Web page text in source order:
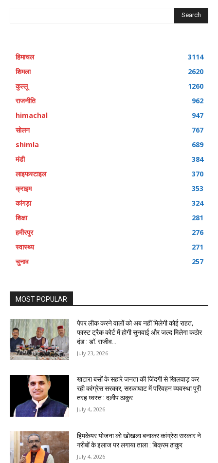
Search
हिमाचल
3114
शिमला
2620
कुल्लू
1260
राजनीति
962
himachal
947
सोलन
767
shimla
689
मंडी
384
लाइफस्टाइल
370
क्राइम
353
कांगड़ा
324
शिक्षा
281
हमीरपुर
276
स्वास्थ्य
271
चुनाव
257
MOST POPULAR
पेपर लीक करने वालों को अब नहीं मिलेगी कोई राहत,
फास्ट ट्रैक कोर्ट में होगी सुनवाई और जल्द मिलेगा कठोर
दंड : डॉ. राजीव...
July 23, 2026
खटारा बसों के सहारे जनता की जिंदगी से खिलवाड़ कर
रही कांग्रेस सरकार, सरकाघाट में परिवहन व्यवस्था पूरी
तरह ध्वस्त : दलीप ठाकुर
July 4, 2026
हिमकेयर योजना को खोखला बनाकर कांग्रेस सरकार ने
गरीबों के इलाज पर लगाया ताला : बिक्रम ठाकुर
July 4, 2026